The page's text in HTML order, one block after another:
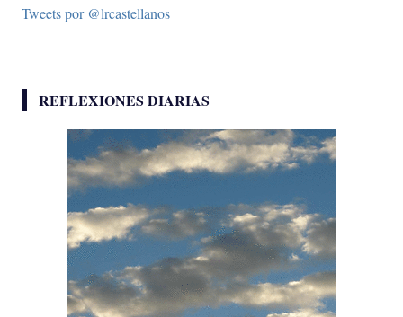
Tweets por @lrcastellanos
REFLEXIONES DIARIAS